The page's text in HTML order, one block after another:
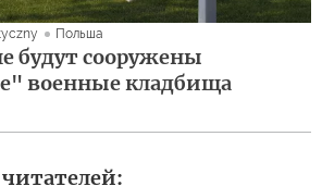
Польша
будут сооружены
военные кладбища